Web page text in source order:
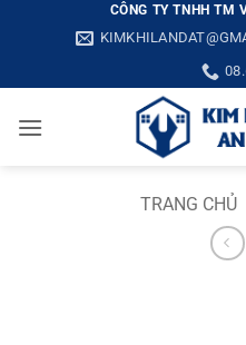
CÔNG TY TNHH TM
TRANG CHỦ